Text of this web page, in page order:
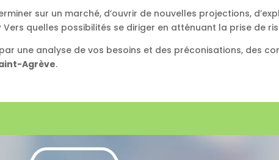
sur un marché, d’ouvrir de nouvelles projections,
quelles possibilités se diriger en atténuant la prise de
une analyse de vos besoins et des préconisations, des
Agrève.